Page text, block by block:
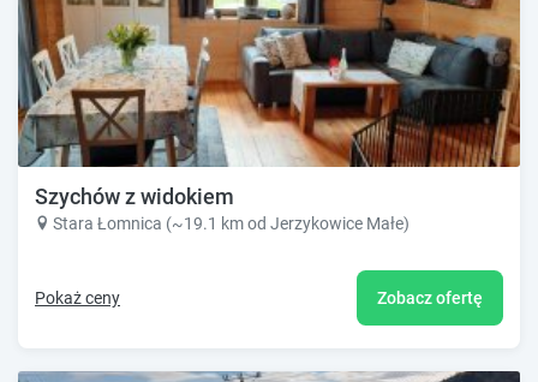
Szychów z widokiem
Stara Łomnica (~19.1 km od Jerzykowice Małe)
Pokaż ceny Zobacz ofertę